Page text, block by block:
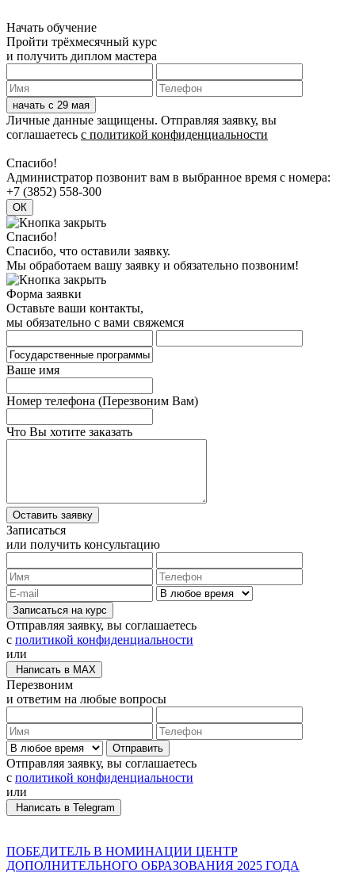
Начать обучение
Пройти трёхмесячный курс
и получить диплом мастера
Личные данные защищены. Отправляя заявку, вы
соглашаетесь с политикой конфиденциальности
Спасибо!
Админиcтратор позвонит вам в выбранное время с номера:
+7 (3852) 558-300
Спасибо!
Спасибо, что оставили заявку.
Мы обработаем вашу заявку и обязательно позвоним!
Форма заявки
Оставьте ваши контакты,
мы обязательно с вами свяжемся
Ваше имя
Номер телефона (Перезвоним Вам)
Что Вы хотите заказать
Записаться
или получить консультацию
Записаться на курс
Отправляя заявку, вы соглашаетесь
с политикой конфиденциальности
или
Написать в MAX
Перезвоним
и ответим на любые вопросы
Отправить
Отправляя заявку, вы соглашаетесь
с политикой конфиденциальности
или
Написать в Telegram
ПОБЕДИТЕЛЬ В НОМИНАЦИИ ЦЕНТР
ДОПОЛНИТЕЛЬНОГО ОБРАЗОВАНИЯ 2025 ГОДА